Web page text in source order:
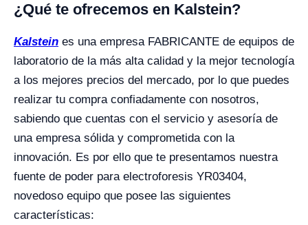
¿Qué te ofrecemos en Kalstein?
Kalstein es una empresa FABRICANTE de equipos de
laboratorio de la más alta calidad y la mejor tecnología
a los mejores precios del mercado, por lo que puedes
realizar tu compra confiadamente con nosotros,
sabiendo que cuentas con el servicio y asesoría de
una empresa sólida y comprometida con la
innovación. Es por ello que te presentamos nuestra
fuente de poder para electroforesis YR03404,
novedoso equipo que posee las siguientes
características: